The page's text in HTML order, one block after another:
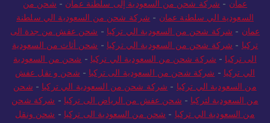
عمان - شركة شحن من السعودية إلى سلطنة عمان -شحن من
السعودية الي سلطنة عمان -شركة شحن من السعودية الي سلطنة
عمان - شركة شحن من السعودية الي تركيا -شحن عفش من جدة الى
تركيا-شركة شحن من السعودية الي تركيا -شحن أثاث من السعودية
الى تركيا- شركة شحن من السعودية الي تركيا-شحن من السعودية
الي تركيا-شركة شحن من السعودية الى تركيا-شحن و نقل عفش
من السعودية الي تركيا-شركة شحن من السعودية الي تركيا-شحن
من السعودية لتركيا-شحن عفش من الرياض الى تركيا -شركة شحن
من السعودية الي تركيا-شحن من السعودية الى تركيا-شحن ونقل